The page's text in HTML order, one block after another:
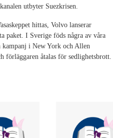
utbyter Suezkrisen.
hittas, Volvo lanserar
paket. I Sverige föds några av våra
kampanj i New York och Allen
förläggaren åtalas för sedlighetsbrott.